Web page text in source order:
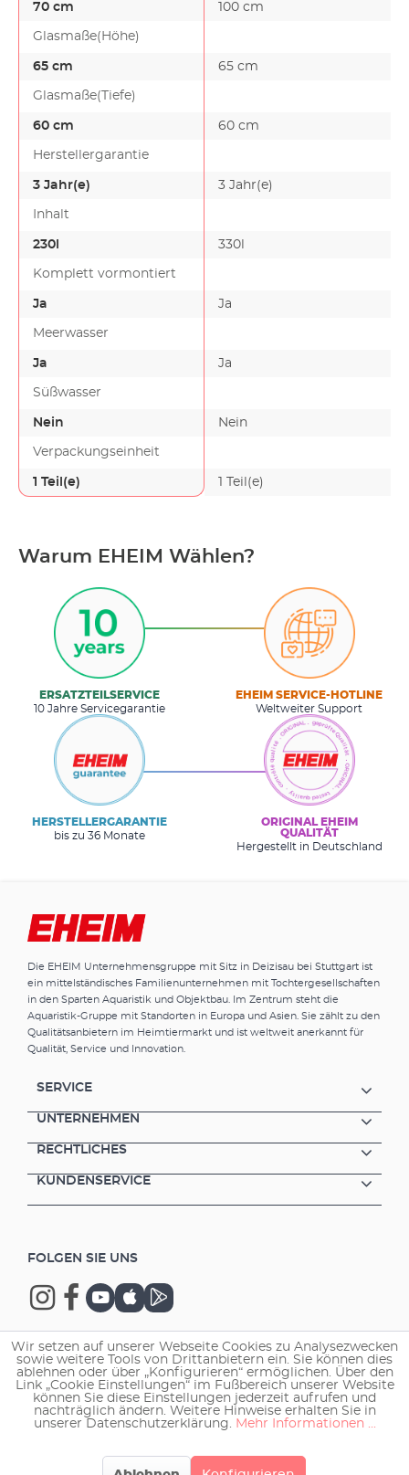
70 cm 100 cm
Glasmaße(Höhe)
65 cm 65 cm
Glasmaße(Tiefe)
60 cm 60 cm
Herstellergarantie
3 Jahr(e) 3 Jahr(e)
Inhalt
230l 330l
Komplett vormontiert
Ja Ja
Meerwasser
Ja Ja
Süßwasser
Nein Nein
Verpackungseinheit
1 Teil(e) 1 Teil(e)
Warum EHEIM Wählen?
ERSATZTEILSERVICE
10 Jahre Servicegarantie
EHEIM SERVICE-HOTLINE
Weltweiter Support
HERSTELLERGARANTIE
bis zu 36 Monate
ORIGINAL EHEIM
QUALITÄT
Hergestellt in Deutschland
Die EHEIM Unternehmensgruppe mit Sitz in Deizisau bei Stuttgart ist
ein mittelständisches Familienunternehmen mit Tochtergesellschaften
in den Sparten Aquaristik und Objektbau. Im Zentrum steht die
Aquaristik-Gruppe mit Standorten in Europa und Asien. Sie zählt zu den
Qualitätsanbietern im Heimtiermarkt und ist weltweit anerkannt für
Qualität, Service und Innovation.
SERVICE
UNTERNEHMEN
RECHTLICHES
KUNDENSERVICE
FOLGEN SIE UNS
Copyright © 2026 EHEIM GmbH & Co. KG.
Wir setzen auf unserer Webseite Cookies zu Analysezwecken
sowie weitere Tools von Drittanbietern ein. Sie können dies
ablehnen oder über „Konfigurieren“ ermöglichen. Über den
Link „Cookie Einstellungen“ im Fußbereich unserer Website
können Sie diese Einstellungen jederzeit aufrufen und
nachträglich ändern. Weitere Hinweise erhalten Sie in
unserer Datenschutzerklärung. Mehr Informationen ...